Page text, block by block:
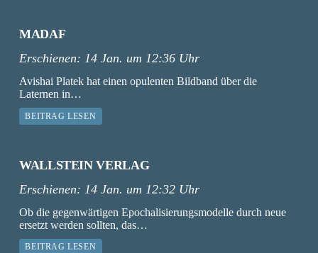
MADAF
Erschienen: 14 Jan. um 12:36 Uhr
Avishai Platek hat einen opulenten Bildband über die
Laternen in…
BEITRAG LESEN
WALLSTEIN VERLAG
Erschienen: 14 Jan. um 12:32 Uhr
Ob die gegenwärtigen Epochalisierungsmodelle durch neue
ersetzt werden sollten, das…
BEITRAG LESEN